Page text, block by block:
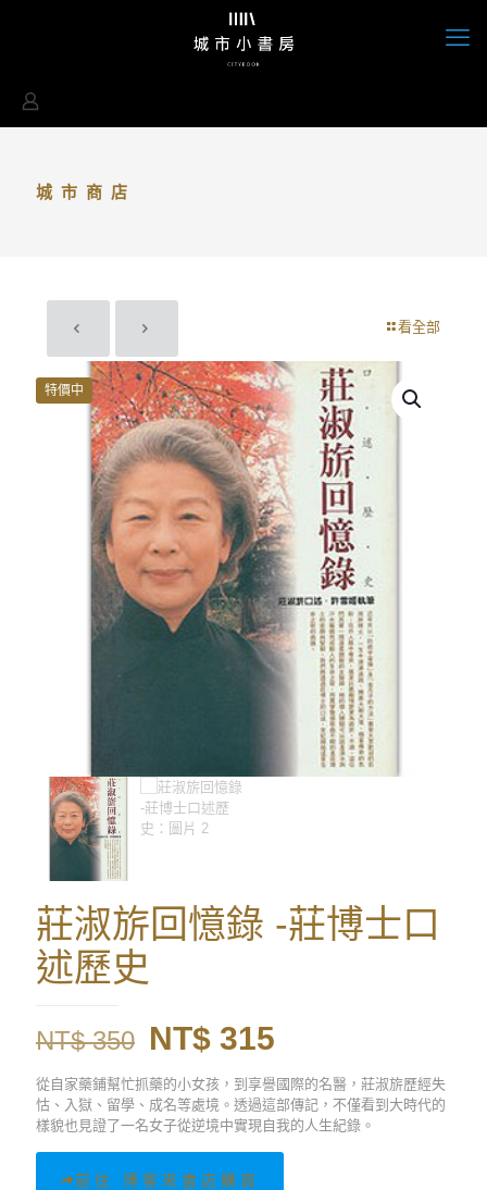
城市商店
看全部
特價中
莊淑旂回憶錄 -莊博士口
述歷史
NT$350 原
始
價
格：
NT$ 350。
NT$ 315
前
價
格：
從自家藥鋪幫忙抓藥的小女孩，到享譽國際的名醫，莊淑旂歷經失
怙、入獄、留學、成名等處境。透過這部傳記，不僅看到大時代的
樣貌也見證了一名女子從逆境中實現自我的人生紀錄。
前往 博客來書店購買